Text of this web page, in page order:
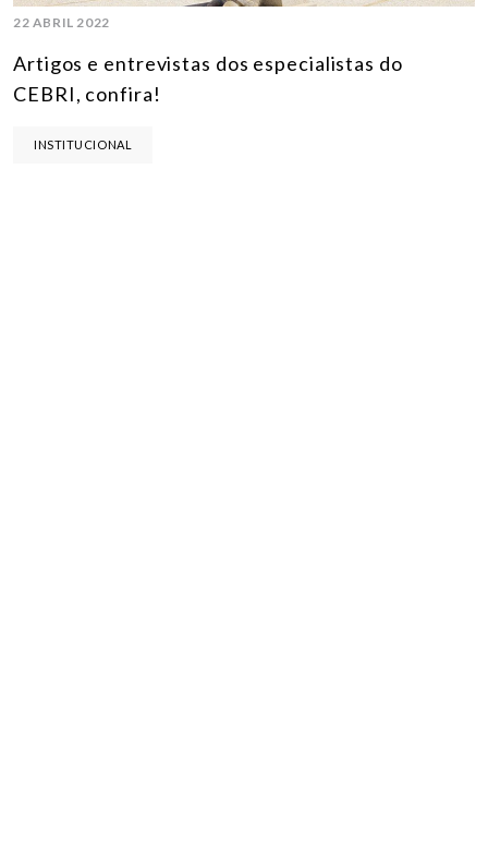
22 ABRIL 2022
Artigos e entrevistas dos especialistas do
CEBRI, confira!
INSTITUCIONAL